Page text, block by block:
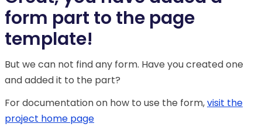
form part to the page
template!
But we can not find any form. Have you created one
and added it to the part?
For documentation on how to use the form,visit the
project home page